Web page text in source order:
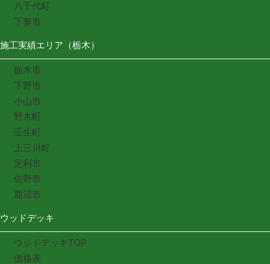
八千代町
下妻市
施工実績エリア（栃木）
栃木市
下野市
小山市
野木町
壬生町
上三川町
足利市
佐野市
鹿沼市
ウッドデッキ
ウッドデッキTOP
価格表